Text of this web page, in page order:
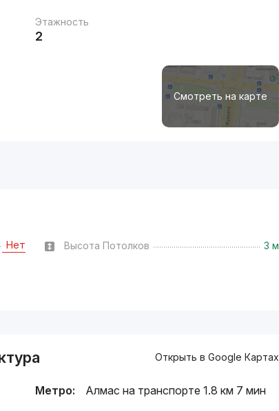
Этажность
2
Смотреть на карте
Нет Высота Потолков 3 м
Открыть в Google Картах
Метро: Алмас на транспорте 1.8 км 7 мин